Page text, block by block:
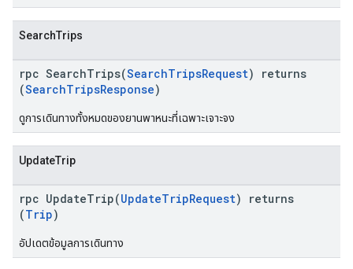
SearchTrips
rpc SearchTrips(SearchTripsRequest) returns
(SearchTripsResponse)
ดูการเดินทางทั้งหมดของยานพาหนะที่เฉพาะเจาะจง
UpdateTrip
rpc UpdateTrip(UpdateTripRequest) returns
(Trip)
อัปเดตข้อมูลการเดินทาง